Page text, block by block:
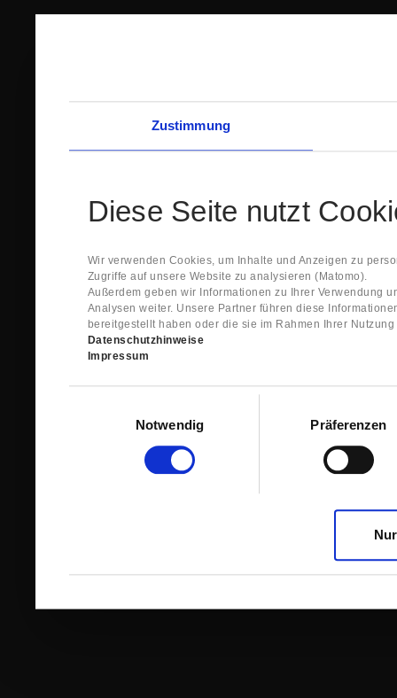
Zustimmung
Diese Seite nutzt
Wir verwenden Cookies, um Inhalte und Anzeigen zu
Zugriffe auf unsere Website zu analysieren (Matomo).
Außerdem geben wir Informationen zu Ihrer Verwendung
Analysen weiter. Unsere Partner führen diese
bereitgestellt haben oder die sie im Rahmen Ihrer
Datenschutzhinweise
Impressum
Notwendig
Präferenzen